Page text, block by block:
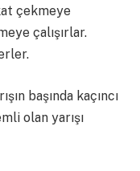
çekmeye
çalışırlar.
başında kaçıncı
olan yarışı